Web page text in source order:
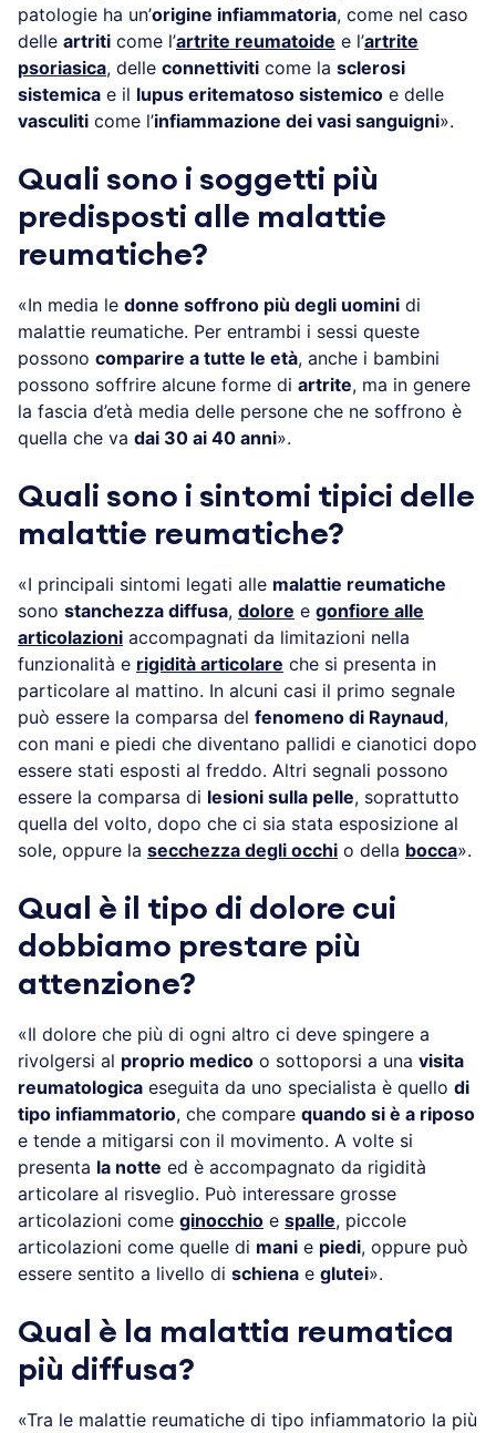
patologie ha un’origine infiammatoria, come nel caso
delle artriti come l’artrite reumatoide e l’artrite
psoriasica, delle connettiviti come la sclerosi
sistemica e il lupus eritematoso sistemico e delle
vasculiti come l’infiammazione dei vasi sanguigni».
Quali sono i soggetti più
predisposti alle malattie
reumatiche?
«In media le donne soffrono più degli uomini di
malattie reumatiche. Per entrambi i sessi queste
possono comparire a tutte le età, anche i bambini
possono soffrire alcune forme di artrite, ma in genere
la fascia d’età media delle persone che ne soffrono è
quella che va dai 30 ai 40 anni».
Quali sono i sintomi tipici delle
malattie reumatiche?
«I principali sintomi legati alle malattie reumatiche
sono stanchezza diffusa, dolore e gonfiore alle
articolazioni accompagnati da limitazioni nella
funzionalità e rigidità articolare che si presenta in
particolare al mattino. In alcuni casi il primo segnale
può essere la comparsa del fenomeno di Raynaud,
con mani e piedi che diventano pallidi e cianotici dopo
essere stati esposti al freddo. Altri segnali possono
essere la comparsa di lesioni sulla pelle, soprattutto
quella del volto, dopo che ci sia stata esposizione al
sole, oppure la secchezza degli occhi o della bocca».
Qual è il tipo di dolore cui
dobbiamo prestare più
attenzione?
«Il dolore che più di ogni altro ci deve spingere a
rivolgersi al proprio medico o sottoporsi a una visita
reumatologica eseguita da uno specialista è quello di
tipo infiammatorio, che compare quando si è a riposo
e tende a mitigarsi con il movimento. A volte si
presenta la notte ed è accompagnato da rigidità
articolare al risveglio. Può interessare grosse
articolazioni come ginocchio e spalle, piccole
articolazioni come quelle di mani e piedi, oppure può
essere sentito a livello di schiena e glutei».
Qual è la malattia reumatica
più diffusa?
«Tra le malattie reumatiche di tipo infiammatorio la più